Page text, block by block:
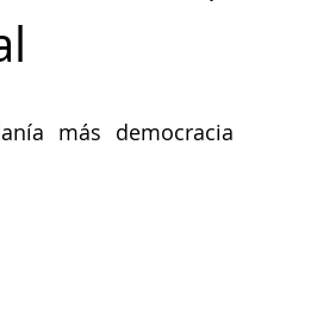
más democracia